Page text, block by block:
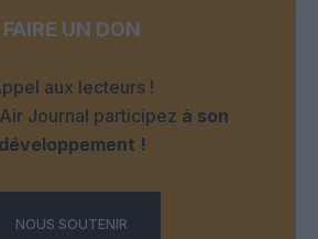
FAIRE UN DON
aux lecteurs !
Journal participez à son
développement !
NOUS SOUTENIR